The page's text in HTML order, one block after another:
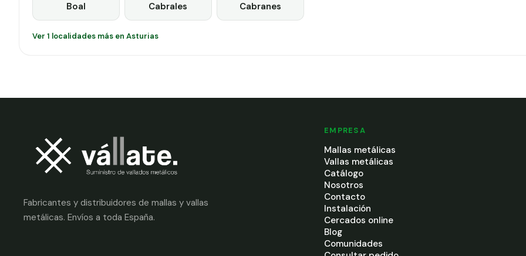
Boal Cabrales Cabranes
Ver 1 localidades más en Asturias
Fabricantes y distribuidores de mallas y vallas
metálicas. Envíos a toda España.
EMPRESA
Mallas metálicas
Vallas metálicas
Catálogo
Nosotros
Contacto
Instalación
Cercados online
Blog
Comunidades